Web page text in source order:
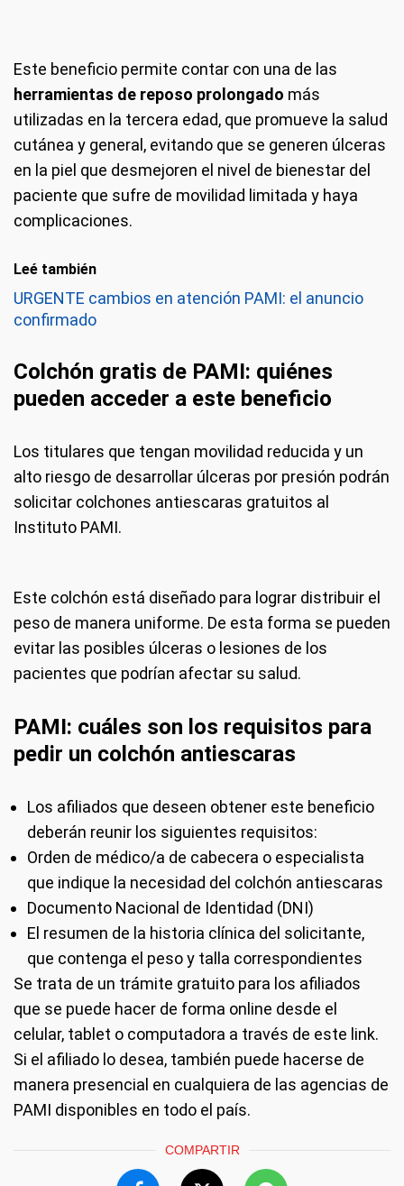
Este beneficio permite contar con una de las
herramientas de reposo prolongado más
utilizadas en la tercera edad, que promueve la salud
cutánea y general, evitando que se generen úlceras
en la piel que desmejoren el nivel de bienestar del
paciente que sufre de movilidad limitada y haya
complicaciones.
Leé también
URGENTE cambios en atención PAMI: el anuncio
confirmado
Colchón gratis de PAMI: quiénes
pueden acceder a este beneficio
Los titulares que tengan movilidad reducida y un
alto riesgo de desarrollar úlceras por presión podrán
solicitar colchones antiescaras gratuitos al
Instituto PAMI.
Este colchón está diseñado para lograr distribuir el
peso de manera uniforme. De esta forma se pueden
evitar las posibles úlceras o lesiones de los
pacientes que podrían afectar su salud.
PAMI: cuáles son los requisitos para
pedir un colchón antiescaras
Los afiliados que deseen obtener este beneficio
deberán reunir los siguientes requisitos:
Orden de médico/a de cabecera o especialista
que indique la necesidad del colchón antiescaras
Documento Nacional de Identidad (DNI)
El resumen de la historia clínica del solicitante,
que contenga el peso y talla correspondientes
Se trata de un trámite gratuito para los afiliados
que se puede hacer de forma online desde el
celular, tablet o computadora a través de este link.
Si el afiliado lo desea, también puede hacerse de
manera presencial en cualquiera de las agencias de
PAMI disponibles en todo el país.
COMPARTIR